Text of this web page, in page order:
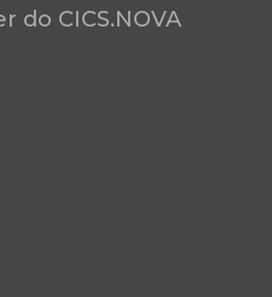
do CICS.NOVA